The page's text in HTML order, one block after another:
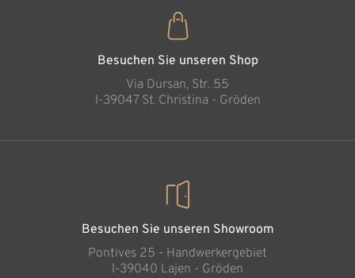
Besuchen Sie unseren Shop
Via Dursan, Str. 55
l-39047 St. Christina - Gröden
Besuchen Sie unseren Showroom
Pontives 25 - Handwerkergebiet
l-39040 Lajen - Gröden